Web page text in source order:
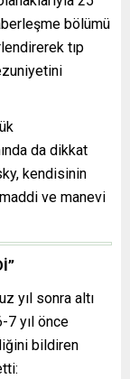
bölümü
tıp
da dikkat
kendisinin
ve manevi
yıl sonra altı
7 yıl önce
bildiren